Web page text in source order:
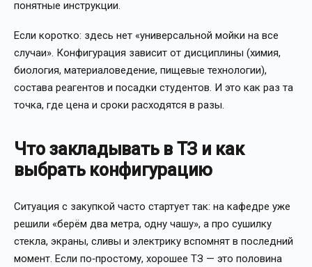
понятные инструкции.
Если коротко: здесь нет «универсальной мойки на все
случаи». Конфигурация зависит от дисциплины (химия,
биология, материаловедение, пищевые технологии),
состава реагентов и посадки студентов. И это как раз та
точка, где цена и сроки расходятся в разы.
Что закладывать в ТЗ и как
выбрать конфигурацию
Ситуация с закупкой часто стартует так: на кафедре уже
решили «берём два метра, одну чашу», а про сушилку
стекла, экраны, сливы и электрику вспомнят в последний
момент. Если по‑простому, хорошее ТЗ — это половина